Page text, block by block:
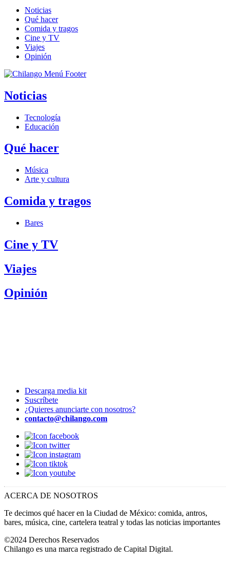
Noticias
Qué hacer
Comida y tragos
Cine y TV
Viajes
Opinión
Noticias
Tecnología
Educación
Qué hacer
Música
Arte y cultura
Comida y tragos
Bares
Cine y TV
Viajes
Opinión
Descarga media kit
Suscríbete
¿Quieres anunciarte con nosotros?
contacto@chilango.com
ACERCA DE NOSOTROS
Te decimos qué hacer en la Ciudad de México: comida, antros,
bares, música, cine, cartelera teatral y todas las noticias importantes
©2024 Derechos Reservados
Chilango es una marca registrado de Capital Digital.